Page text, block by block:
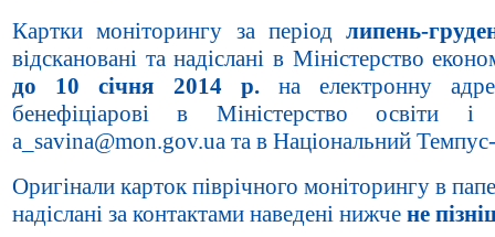
Картки моніторингу за періодлипень-
відскановані та надіслані в Міністерство
до 10 січня 2014 р.на електронну
бенефіціарові в Міністерство освіти
a_savina@mon.gov.ua та в Національний
Оригінали карток піврічного моніторингу в
надіслані за контактами наведені нижче не